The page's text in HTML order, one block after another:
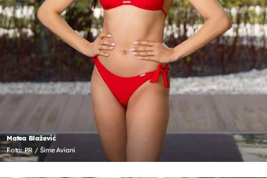
Matea Blažević
Foto: PR / Šime Aviani